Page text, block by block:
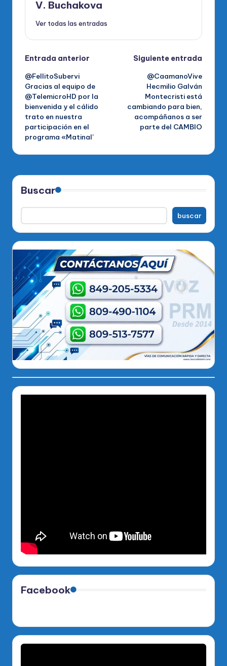
V. Buchakova
Ver todas las entradas
Navegación
de
entradas
Entrada anterior
@FellitoSubervi
Gracias al equipo de
@TelemicroHD por la
bienvenida y el cálido
trato en nuestra
participación en el
programa «Matinal’
Siguiente entrada
@CaamanoVive
Hecmilio Galván
Montecristi está
cambiando para bien,
acompáñanos a ser
parte del CAMBIO
Buscar
buscar
Facebook